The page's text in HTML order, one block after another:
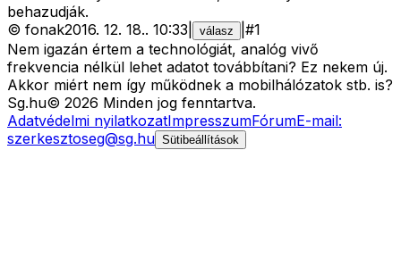
behazudják.
© fonak2016. 12. 18.. 10:33 válasz #1
Nem igazán értem a technológiát, analóg vivő
frekvencia nélkül lehet adatot továbbítani? Ez nekem új.
Akkor miért nem így működnek a mobilhálózatok stb. is?
Sg.hu© 2026 Minden jog fenntartva.
Adatvédelmi nyilatkozatImpresszumFórumE-mail:
szerkesztoseg@sg.hu Sütibeállítások